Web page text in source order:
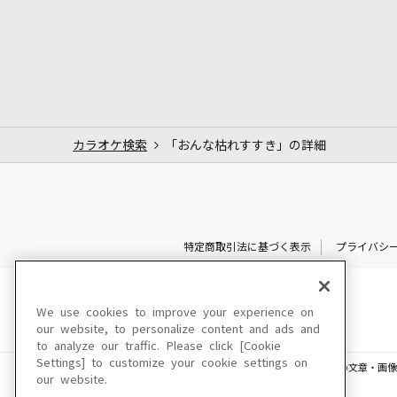
カラオケ検索 「おんな枯れすすき」の詳細
特定商取引法に基づく表示 プライバシ
このサイトに掲載されている一切の文章・画
We use cookies to improve your experience on
our website, to personalize content and ads and
to analyze our traffic. Please click [Cookie
Settings] to customize your cookie settings on
our website.